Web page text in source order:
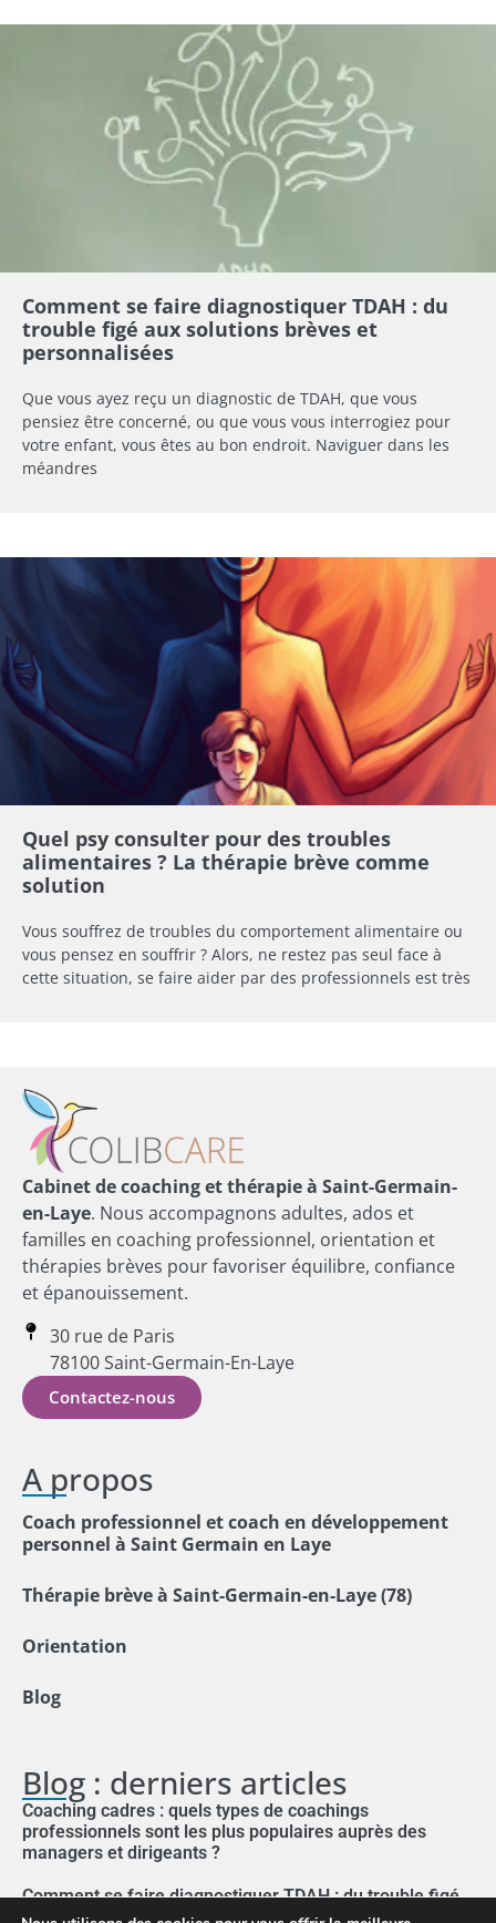
Comment se faire diagnostiquer TDAH : du
trouble figé aux solutions brèves et
personnalisées
Que vous ayez reçu un diagnostic de TDAH, que vous
pensiez être concerné, ou que vous vous interrogiez pour
votre enfant, vous êtes au bon endroit. Naviguer dans les
méandres
Quel psy consulter pour des troubles
alimentaires ? La thérapie brève comme
solution
Vous souffrez de troubles du comportement alimentaire ou
vous pensez en souffrir ? Alors, ne restez pas seul face à
cette situation, se faire aider par des professionnels est très
Cabinet de coaching et thérapie à Saint-Germain-
en-Laye. Nous accompagnons adultes, ados et
familles en coaching professionnel, orientation et
thérapies brèves pour favoriser équilibre, confiance
et épanouissement.
30 rue de Paris
78100 Saint-Germain-En-Laye
Contactez-nous
A propos
Coach professionnel et coach en développement
personnel à Saint Germain en Laye
Thérapie brève à Saint-Germain-en-Laye (78)
Orientation
Blog
Blog : derniers articles
Coaching cadres : quels types de coachings
professionnels sont les plus populaires auprès des
managers et dirigeants ?
Comment se faire diagnostiquer TDAH : du trouble figé
aux solutions brèves et personnalisées